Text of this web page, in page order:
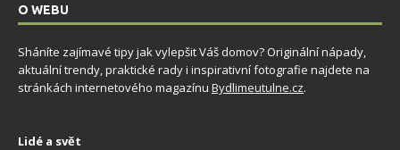
O WEBU
Sháníte zajímavé tipy jak vylepšit Váš domov? Originální nápady,
aktuální trendy, praktické rady i inspirativní fotografie najdete na
stránkách internetového magazínu Bydlimeutulne.cz.
Lidé a svět